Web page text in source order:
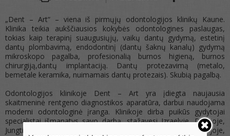
„Dent – Art“ – viena iš pirmųjų odontologijos klinikų Kaune.
Klinika teikia aukščiausios kokybės odontologines paslaugas,
tokias kaip terapinį suaugusiųjų, vaikų dantų gydymą, estetinį
dantų plombavimą, endodontinį (dantų šaknų kanalų) gydymą
mikroskopo pagalba, profesionalią burnos higieną, burnos
chirurgiją,dantų implantaciją. Dantų protezavimą (metalo,
bemetale keramika, nuimamais dantų protezais). Skubią pagalbą.
Odontologijos klinikoje Dent – Art yra įdiegta naujausia
skaitmeninė rentgeno diagnostikos aparatūra, darbui naudojama
moderni odontologinė įranga. Klinikoje dirba puikūs gydytojai
specialistai išmanatys savo darbą, stažavesi Izraelyje, Danijoje,
Jungtiniuose Arabų Emyratuose, Vokietijoje, Šveicarijoje,